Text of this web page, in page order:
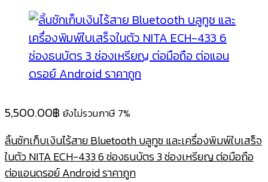
5,500.00฿ ยังไม่รวมภาษี 7%
ลิ้นชักเก็บเงินไร้สาย Bluetooth บลูทูช และเครื่องพิมพ์ใบเสร็จ
ในตัว NITA ECH-433 6 ช่องธนบัตร 3 ช่องเหรียญ ต่อมือถือ
ต่อแอนดรอย์ Android ราคาถูก